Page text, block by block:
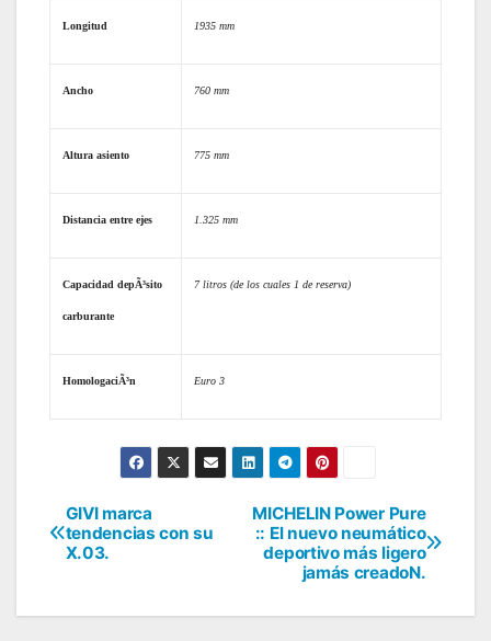
Longitud 1935 mm
Ancho 760 mm
Altura asiento 775 mm
Distancia entre ejes 1.325 mm
Capacidad depÃ³sito
carburante
7 litros (de los cuales 1 de reserva)
HomologaciÃ³n Euro 3
Navegación
de
entradas
MICHELIN Power Pure
:: El nuevo neumático
deportivo más ligero
jamás creadoN.
GIVI marca
tendencias con su
X.03.